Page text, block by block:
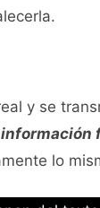
y se
lo